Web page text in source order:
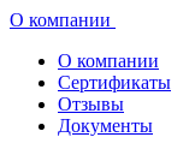
О компании
О компании
Сертификаты
Отзывы
Документы